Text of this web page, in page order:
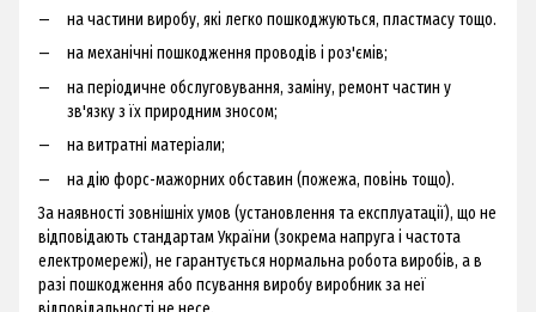
на частини виробу, які легко пошкоджуються, пластмасу тощо.
на механічні пошкодження проводів і роз'ємів;
на періодичне обслуговування, заміну, ремонт частин у
зв'язку з їх природним зносом;
на витратні матеріали;
на дію форс-мажорних обставин (пожежа, повінь тощо).
За наявності зовнішніх умов (установлення та експлуатації), що не
відповідають стандартам України (зокрема напруга і частота
електромережі), не гарантується нормальна робота виробів, а в
разі пошкодження або псування виробу виробник за неї